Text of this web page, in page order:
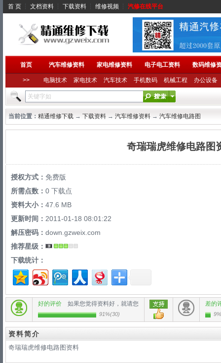
首 页 ┆ 文档资料 ┆ 下载资料 ┆ 维修视频 ┆ 汽修在线平台
首页 汽车维修资料 家电维修资料 电子电工资料 数码维修
>> 电脑技术 家电技术 汽车技术 手机数码 机械工程 办公设备
当前位置： 精通维修下载 → 下载资料 → 汽车维修资料 → 汽车维修电路图
奇瑞瑞虎维修电路图
授权方式： 免费版
所需点数： 0 下载点
资料大小： 47.6 MB
更新时间： 2011-01-18 08:01:22
解压密码： down.gzweix.com
推荐星级：
下载统计：
好的评价 如果您觉得资料好，就请您
91%(30)
差的
9%
资料简介
奇瑞瑞虎维修电路图资料